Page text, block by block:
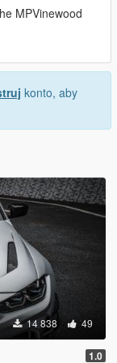
MPVinewood
konto, aby
14 838 49
1.0